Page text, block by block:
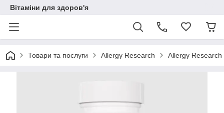
Вітаміни для здоров'я
Товари та послуги Allergy Research Allergy Research